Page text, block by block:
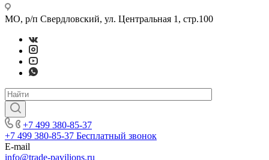
МО, р/п Свердловский, ул. Центральная 1, стр.100
+7 499 380-85-37
+7 499 380-85-37 Бесплатный звонок
E-mail
info@trade-pavilions.ru